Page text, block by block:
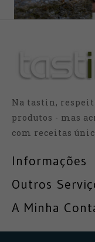
Na tastin,
produtos - mas
com receitas
Informações
Outros
A Minha